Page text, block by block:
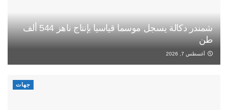
شمندر دكالة يسجل موسما قياسيا بإنتاج ناهز 544 ألف
طن
أغسطس 7, 2026
جهات